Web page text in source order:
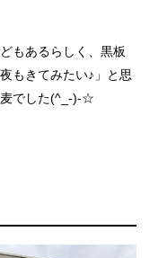
もあるらしく、黒板
もきてみたい♪」と思
麦でした(^_-)-☆